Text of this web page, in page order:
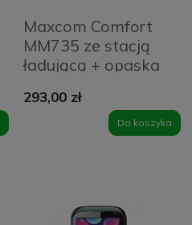
Maxcom Comfort
MM735 ze stacją
ładującą + opaska
293,00 zł
Do koszyka